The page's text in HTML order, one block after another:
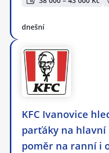
dnešní
KFC Ivanovice
parťáky na hlavní
poměr na ranní i